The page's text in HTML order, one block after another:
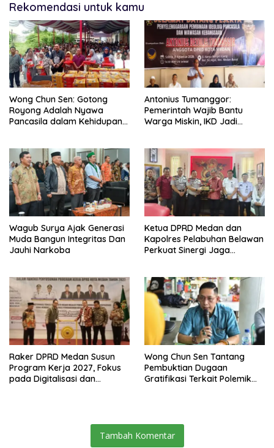
Rekomendasi untuk kamu
Wong Chun Sen: Gotong
Royong Adalah Nyawa
Pancasila dalam Kehidupan
Antonius Tumanggor:
Pemerintah Wajib Bantu
Warga Miskin, IKD Jadi
Wagub Surya Ajak Generasi
Muda Bangun Integritas Dan
Jauhi Narkoba
Ketua DPRD Medan dan
Kapolres Pelabuhan Belawan
Perkuat Sinergi Jaga
Belawan
Raker DPRD Medan Susun
Program Kerja 2027, Fokus
pada Digitalisasi dan
Wong Chun Sen Tantang
Pembuktian Dugaan
Gratifikasi Terkait Polemik
Tambah Komentar